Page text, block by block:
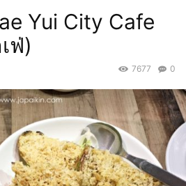
Yui City Cafe
ฟ่)
0
7677